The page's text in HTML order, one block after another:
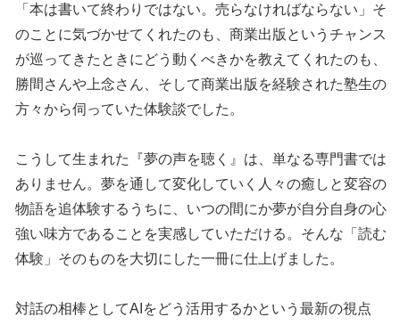
「本は書いて終わりではない。売らなければならない」そ
のことに気づかせてくれたのも、商業出版というチャンス
が巡ってきたときにどう動くべきかを教えてくれたのも、
勝間さんや上念さん、そして商業出版を経験された塾生の
方々から伺っていた体験談でした。
こうして生まれた『夢の声を聴く』は、単なる専門書では
ありません。夢を通して変化していく人々の癒しと変容の
物語を追体験するうちに、いつの間にか夢が自分自身の心
強い味方であることを実感していただける。そんな「読む
体験」そのものを大切にした一冊に仕上げました。
対話の相棒としてAIをどう活用するかという最新の視点